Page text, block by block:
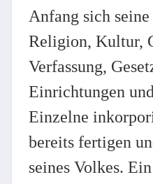
Anfang sich
Religion, Kultur,
Verfassung,
Einrichtungen
Einzelne
bereits fertigen
seines Volkes.